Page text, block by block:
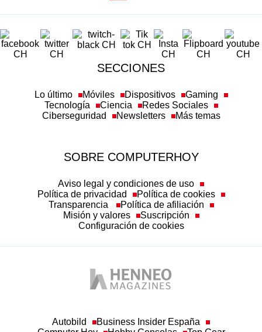
SECCIONES
Lo último Móviles Dispositivos
Gaming
Tecnología
Ciencia
Redes Sociales
Ciberseguridad
Newsletters Más temas
SOBRE COMPUTERHOY
Aviso legal y condiciones de uso
Política de privacidad
Política de cookies
Transparencia
Política de afiliación
Misión y valores
Suscripción
Configuración de cookies
Autobild
Business Insider España